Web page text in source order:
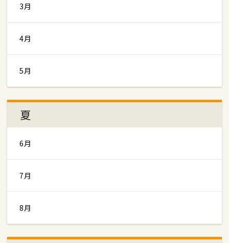
3月
4月
5月
夏
6月
7月
8月